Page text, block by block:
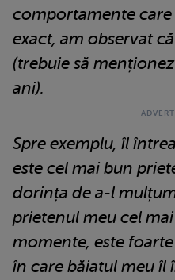
comportamente care
exact, am observat
(trebuie să
ani).
Spre exemplu, îl
este cel mai bun
dorința de a-l
prietenul meu cel mai
momente, este
în care băiatul meu îl